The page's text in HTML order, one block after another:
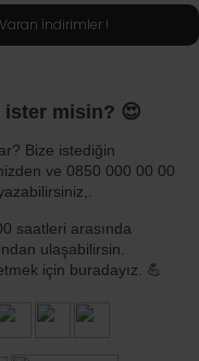
Varan İndirimler !
misin? 😍
Bize istediğin
ve 0850 000 00 00
saatleri arasında
ulaşabilirsin.
için buradayız. 💪